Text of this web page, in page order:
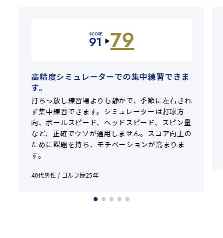
SCORE
91 ▶79
高精度シミュレーターでの集中練習できま
す。
打ちっ放し練習場よりも静かで、季節に左右され
ず集中練習できます。シミュレーターは打球方
向、ボールスピード、ヘッドスピード、スピン量
など、正確でウソが通用しません。スコア向上の
ために課題を持ち、モチベーションが高まりま
す。
40代男性 / ゴルフ歴25年